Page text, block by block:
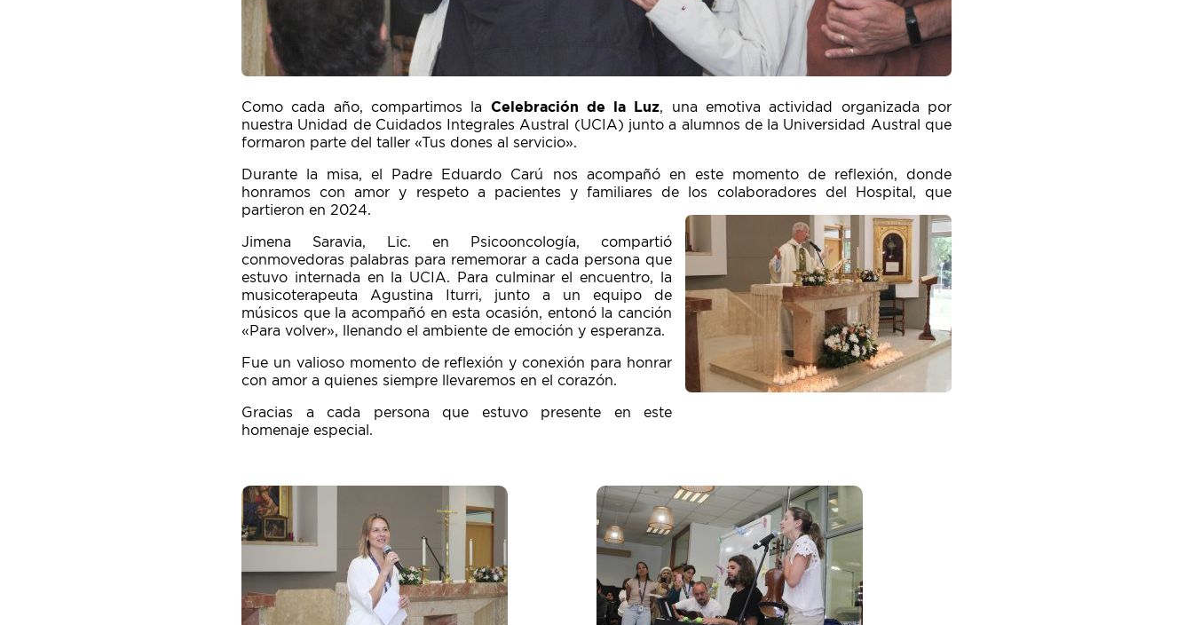
Como cada año, compartimos la Celebración de la Luz, una emotiva actividad organizada por
nuestra Unidad de Cuidados Integrales Austral (UCIA) junto a alumnos de la Universidad Austral que
formaron parte del taller «Tus dones al servicio».
Durante la misa, el Padre Eduardo Carú nos acompañó en este momento de reflexión, donde
honramos con amor y respeto a pacientes y familiares de los colaboradores del Hospital, que
partieron en 2024.
Jimena Saravia, Lic. en Psicooncología, compartió
conmovedoras palabras para rememorar a cada persona que
estuvo internada en la UCIA. Para culminar el encuentro, la
musicoterapeuta Agustina Iturri, junto a un equipo de
músicos que la acompañó en esta ocasión, entonó la canción
«Para volver», llenando el ambiente de emoción y esperanza.
Fue un valioso momento de reflexión y conexión para honrar
con amor a quienes siempre llevaremos en el corazón.
Gracias a cada persona que estuvo presente en este
homenaje especial.